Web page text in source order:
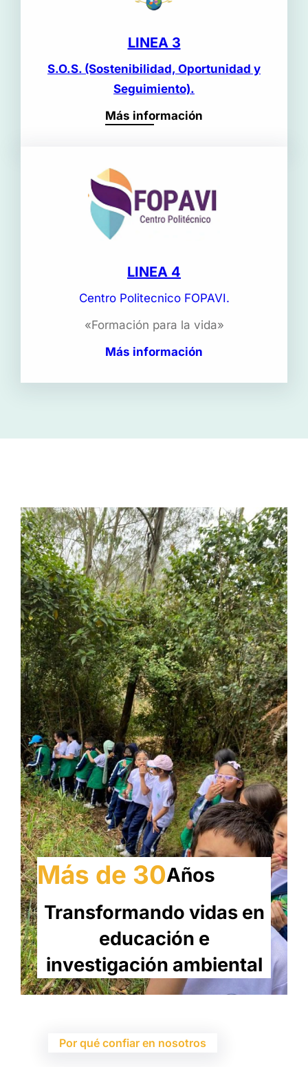
LINEA 3
S.O.S. (Sostenibilidad, Oportunidad y
Seguimiento).
Más información
LINEA 4
Centro Politecnico FOPAVI.
«Formación para la vida»
Más información
Más de 30Años
Transformando vidas en
educación e
investigación ambiental
Por qué confiar en nosotros